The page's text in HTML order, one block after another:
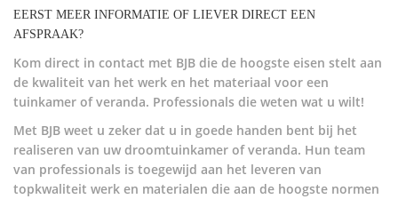
EERST MEER INFORMATIE OF LIEVER DIRECT EEN
AFSPRAAK?
Kom direct in contact met BJB die de hoogste eisen stelt aan
de kwaliteit van het werk en het materiaal voor een
tuinkamer of veranda. Professionals die weten wat u wilt!
Met BJB weet u zeker dat u in goede handen bent bij het
realiseren van uw droomtuinkamer of veranda. Hun team
van professionals is toegewijd aan het leveren van
topkwaliteit werk en materialen die aan de hoogste normen